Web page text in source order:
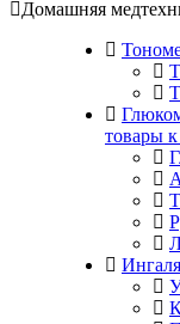
Домашняя
товары